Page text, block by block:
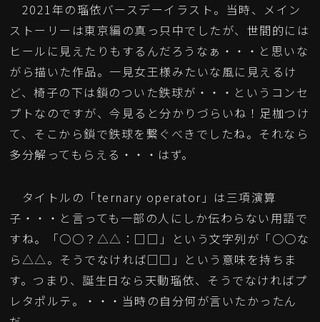
2021年の瑠依バースデーイラスト。当時、メイン
ストーリーは東京編の真っ只中でしたが、世間的には
ヒールに見えたりもするんだろうなぁ・・・と思いな
がら描いた作品。一見女王様みたいな風に見えるけ
ど、椅子の下は鎖のついた鉄球が・・・というコンセ
プトなのですが、今見ると分かりづらいね！足枷つけ
て、そこから鎖で鉄球を繋ぐべきでしたね。それなら
多分解ってもらえる・・・はず。
タイトルの「ternary operator」は三項演算
子・・・と言っても一部の人にしか伝わらない用語で
すね。「○○？△△：□□」という文字列が「○○な
ら△△。そうでなければ□□」という意味を持ちま
す。つまり、誕生日なら天動瑠依、そうでなければプ
レタポルテ。・・・当時の自分何が言いたかったん